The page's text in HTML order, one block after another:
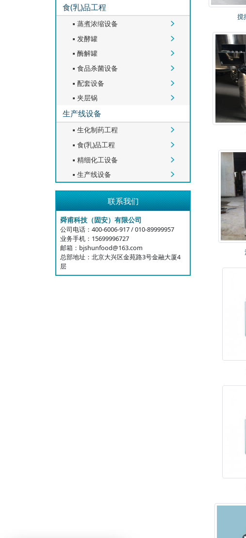
食(乳)品工程
 蒸煮浓缩设备 
 发酵罐 
 酶解罐 
 食品杀菌设备 
 配套设备 
 夹层锅 
生产线设备
 生化制药工程 
 食(乳)品工程 
 精细化工设备 
 生产线设备 
联系我们
舜甫科技（固安）有限公司
公司电话：400-6006-917 / 010-89999957
业务手机：15699996727
邮箱：bjshunfood@163.com
总部地址：北京大兴区金苑路3号金融大厦4
层
搅